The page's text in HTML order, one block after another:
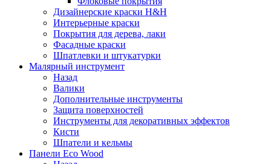
Дизайнерские краски H&H
Интерьерные краски
Покрытия для дерева, лаки
Фасадные краски
Шпатлевки и штукатурки
Малярный инструмент
Назад
Валики
Дополнительные инструменты
Защита поверхностей
Инструменты для декоративных эффектов
Кисти
Шпатели и кельмы
Панели Eco Wood